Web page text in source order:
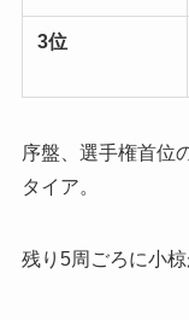
3位
序盤、選手権首位
タイア。
残り5周ごろに小